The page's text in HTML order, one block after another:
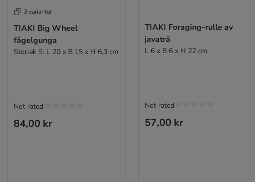
3 varianter
TIAKI Big Wheel
fågelgunga
Storlek S: L 20 x B 15 x H 6,3 cm
84,00 kr
Not rated
TIAKI Foraging-rulle av
javaträ
L 6 x B 6 x H 22 cm
57,00 kr
Not rated